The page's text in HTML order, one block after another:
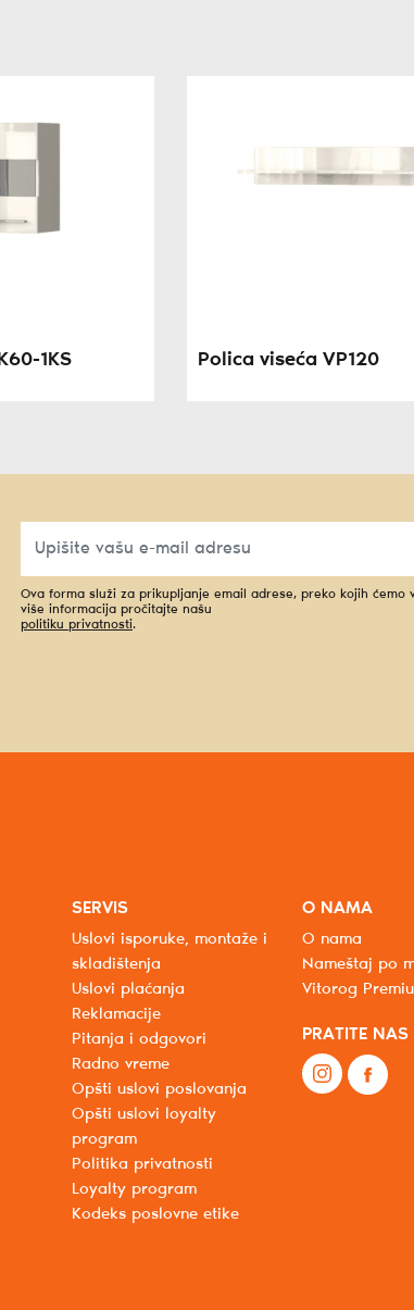
1KS Polica viseća VP120
Ova forma služi za prikupljanje email adrese, preko kojih ćemo
više informacija pročitajte našu
politiku privatnosti.
SERVIS
Uslovi isporuke, montaže i
skladištenja
Uslovi plaćanja
Reklamacije
Pitanja i odgovori
Radno vreme
Opšti uslovi poslovanja
Opšti uslovi loyalty
program
Politika privatnosti
Loyalty program
Kodeks poslovne etike
O NAMA
O nama
Nameštaj po
Vitorog
PRATITE NAS